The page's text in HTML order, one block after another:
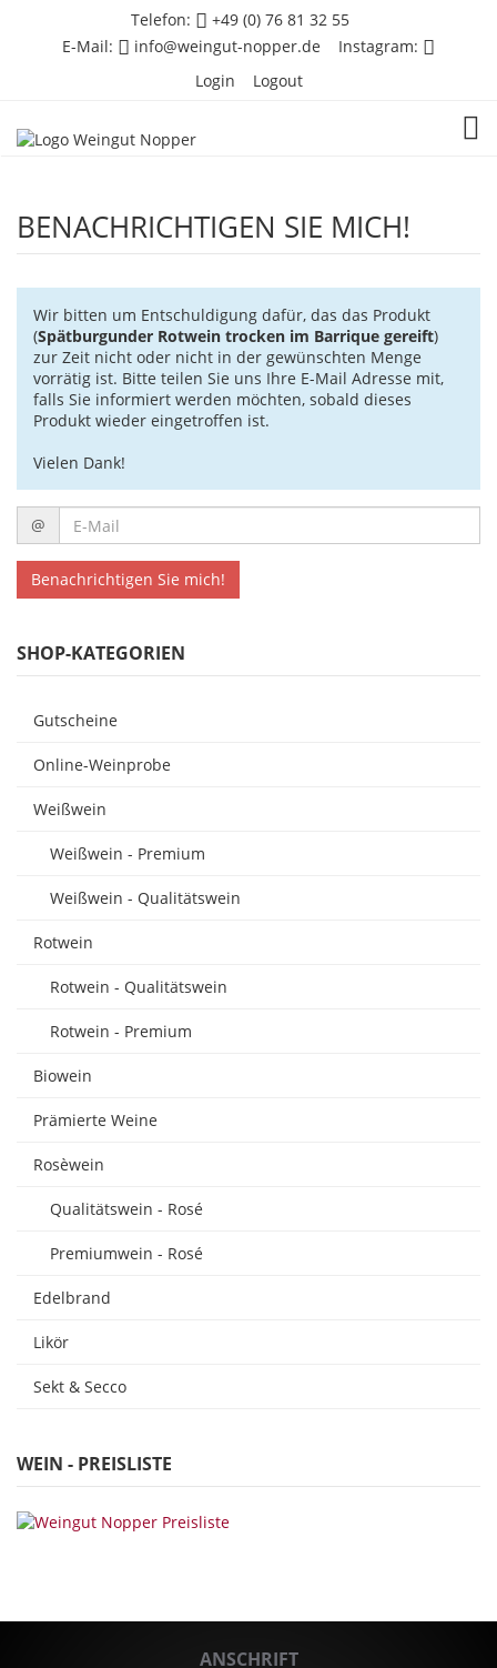
Telefon:
+49 (0) 76 81 32 55
E-Mail:
info@weingut-nopper.de
Instagram:
Login
Logout
BENACHRICHTIGEN SIE MICH!
Wir bitten um Entschuldigung dafür, das das Produkt
(Spätburgunder Rotwein trocken im Barrique gereift)
zur Zeit nicht oder nicht in der gewünschten Menge
vorrätig ist. Bitte teilen Sie uns Ihre E-Mail Adresse mit,
falls Sie informiert werden möchten, sobald dieses
Produkt wieder eingetroffen ist.
Vielen Dank!
Mail
@
Benachrichtigen Sie mich!
SHOP-KATEGORIEN
Gutscheine
Online-Weinprobe
Weißwein
Weißwein - Premium
Weißwein - Qualitätswein
Rotwein
Rotwein - Qualitätswein
Rotwein - Premium
Biowein
Prämierte Weine
Rosèwein
Qualitätswein - Rosé
Premiumwein - Rosé
Edelbrand
Likör
Sekt & Secco
WEIN - PREISLISTE
ANSCHRIFT